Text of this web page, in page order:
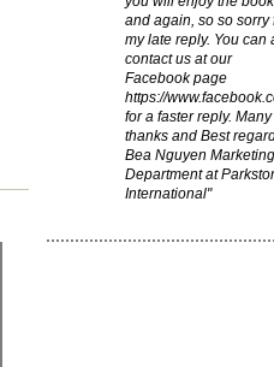
and again, so so sorry
my late reply. You can
contact us at our
Facebook page
https://
for a faster reply. Many
thanks and Best
Bea Nguyen Marketing
Department at
International"